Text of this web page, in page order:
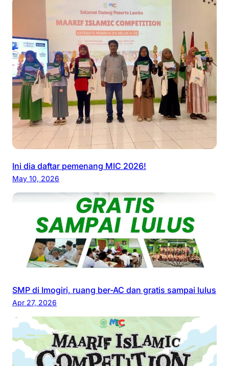
Ini dia daftar pemenang MIC 2026!
May 10, 2026
SMP di Imogiri, ruang ber-AC dan gratis sampai lulus
Apr 27, 2026